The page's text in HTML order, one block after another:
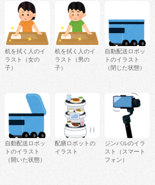
机を拭く人のイ
ラスト（女の
子）
机を拭く人のイ
ラスト（男の
子）
自動配送ロボッ
トのイラスト
（閉じた状態）
自動配送ロボッ
トのイラスト
（開いた状態）
配膳ロボットの
イラスト
ジンバルのイラ
スト（スマート
フォン）